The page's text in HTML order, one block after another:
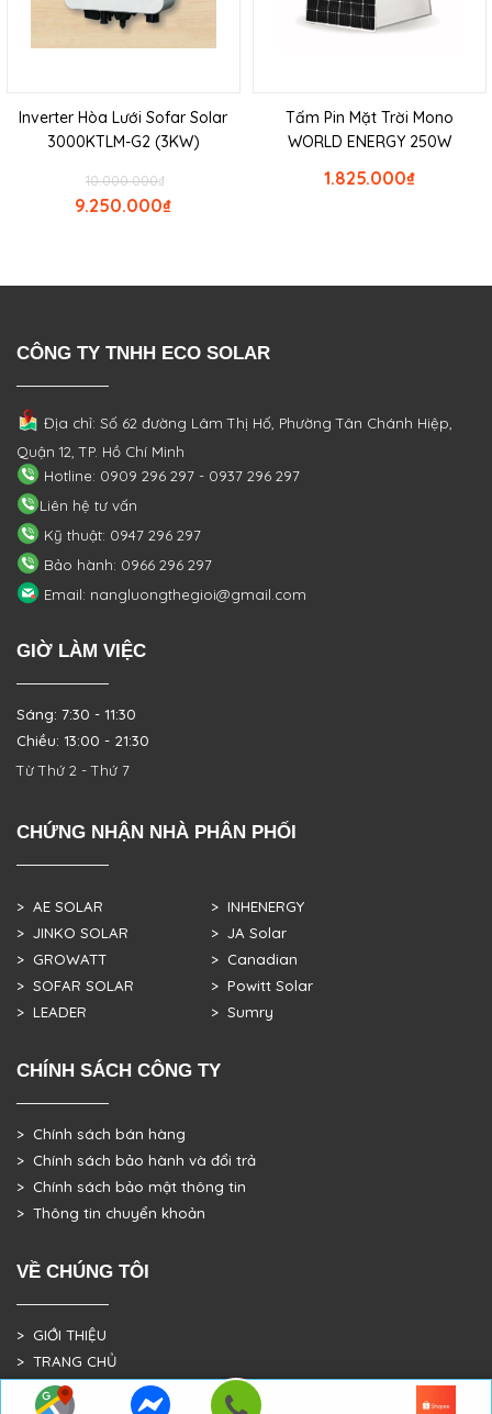
Inverter Hòa Lưới Sofar Solar
3000KTLM-G2 (3KW)
₫
10.000.000
₫
9.250.000
Tấm Pin Mặt Trời Mono
WORLD ENERGY 250W
₫
1.825.000
CÔNG TY TNHH ECO SOLAR
Địa chỉ: Số 62 đường Lâm Thị Hố, PhườngTân Chánh Hiệp,
Quận 12, TP. Hồ Chí Minh
Hotline: 0909 296 297 - 0937 296 297
Liên hệ tư vấn
Kỹ thuật: 0947 296 297
Bảo hành: 0966 296 297
Email: nangluongthegioi@gmail.com
GIỜ LÀM VIỆC
Sáng: 7:30 - 11:30
Chiều: 13:00 - 21:30
Từ Thứ 2 - Thứ 7
CHỨNG NHẬN NHÀ PHÂN PHỐI
> AE SOLAR
> JINKO SOLAR
> GROWATT
> SOFAR SOLAR
> LEADER
> INHENERGY
> JA Solar
> Canadian
> Powitt Solar
> Sumry
CHÍNH SÁCH CÔNG TY
> Chính sách bán hàng
> Chính sách bảo hành và đổi trả
> Chính sách bảo mật thông tin
> Thông tin chuyển khoản
VỀ CHÚNG TÔI
> GIỚI THIỆU
> TRANG CHỦ
> DỰ ÁN THỰC TẾ